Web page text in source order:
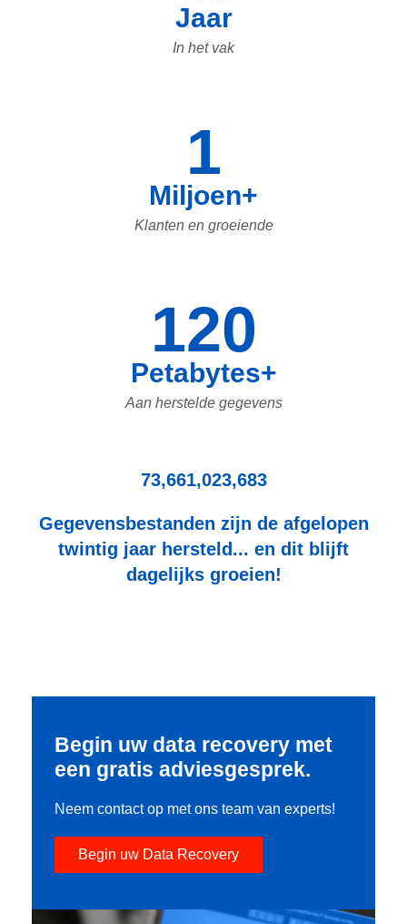
Jaar
In het vak
1
Miljoen+
Klanten en groeiende
120
Petabytes+
Aan herstelde gegevens
73,661,023,683
Gegevensbestanden zijn de afgelopen
twintig jaar hersteld... en dit blijft
dagelijks groeien!
Begin uw data recovery met
een gratis adviesgesprek.
Neem contact op met ons team van experts!
Begin uw Data Recovery